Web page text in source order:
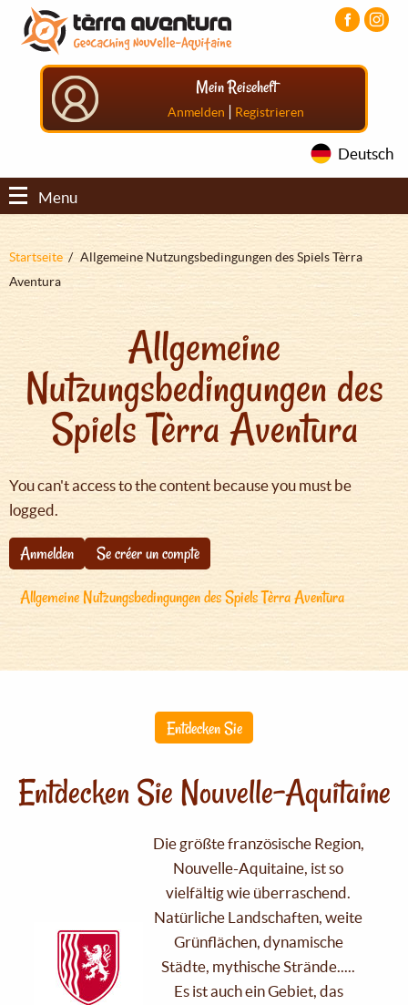
Direkt
zum
Inhalt
Aller
menu
principal
Aller
pied
Mein Reiseheft
Anmelden | Registrieren
Deutsch
Menu
Pfadnavigation
Startseite
Allgemeine Nutzungsbedingungen des Spiels Tèrra
Aventura
Allgemeine
Nutzungsbedingungen des
Spiels Tèrra Aventura
You can't access to the content because you must be
logged.
Anmelden
Se créer un compte
Allgemeine Nutzungsbedingungen des Spiels Tèrra Aventura
Entdecken Sie
Entdecken Sie Nouvelle-Aquitaine
Die größte französische Region,
Nouvelle-Aquitaine, ist so
vielfältig wie überraschend.
Natürliche Landschaften, weite
Grünflächen, dynamische
Städte, mythische Strände.....
Es ist auch ein Gebiet, das